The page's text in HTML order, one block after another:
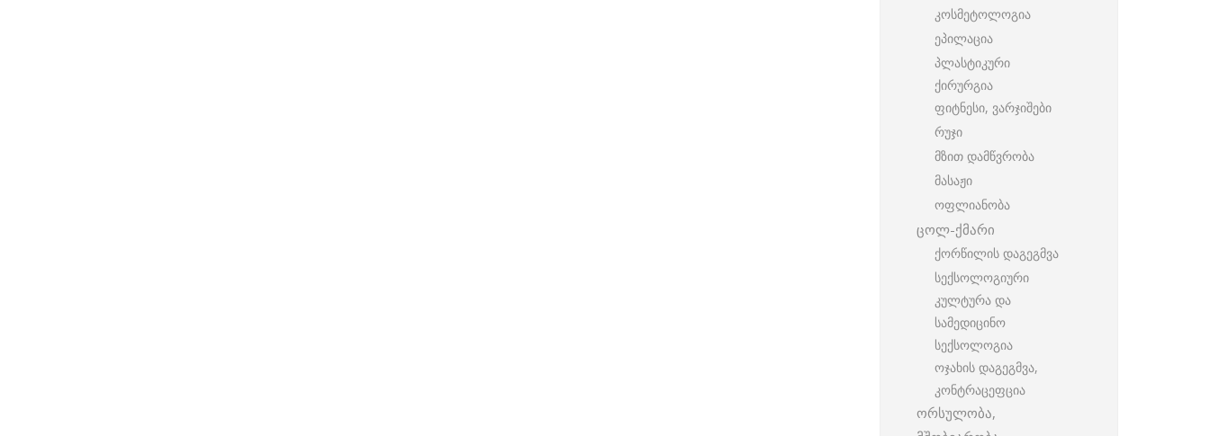
კოსმეტოლოგია
ეპილაცია
პლასტიკური
ქირურგია
ფიტნესი, ვარჯიშები
რუჯი
მზით დამწვრობა
მასაჟი
ოფლიანობა
ცოლ-ქმარი
ქორწილის დაგეგმვა
სექსოლოგიური
კულტურა და
სამედიცინო
სექსოლოგია
ოჯახის დაგეგმვა,
კონტრაცეფცია
ორსულობა,